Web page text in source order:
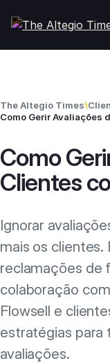
The Altegio Times\
Como Gerir Avaliações
Como
Clientes
Ignorar
mais os clientes.
reclamações de
colaboração
Flowsell e
estratégias para
avaliações.